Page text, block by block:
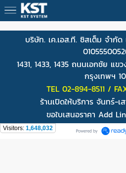
บริษัท. เค.เอส.ที. ซิสเต็ม จำกัด
1431, 1433, 1435 ถนนเอกชัย แข
กรุงเทพฯ
TEL 02-894-8511 /
ร้านเปิดให้บริการ จันทร์-เ
ขอใบเสนอราคา Add
Visitors: 1,648,032